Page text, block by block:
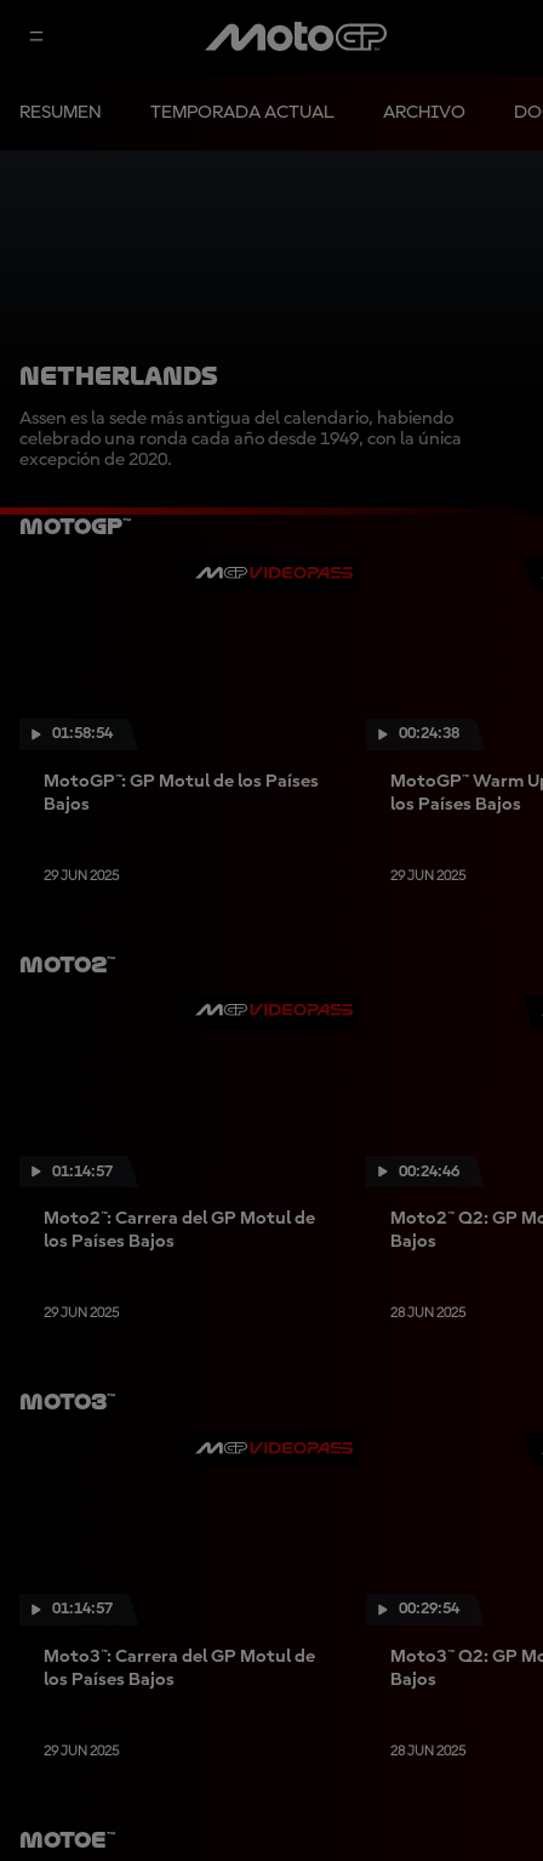
RESUMEN TEMPORADA ACTUAL ARCHIVO
NETHERLANDS
Assen es la sede más antigua del calendario, habiendo
celebrado una ronda cada año desde 1949, con la única
excepción de 2020.
MotoGP™
01:58:54
MotoGP™: GP Motul de los Países
Bajos
29 JUN 2025
00:24:38
MotoGP™ Warm
los Países Bajos
29 JUN 2025
Moto2™
01:14:57
Moto2™: Carrera del GP Motul de
los Países Bajos
29 JUN 2025
00:24:46
Moto2™ Q2: GP
Bajos
28 JUN 2025
Moto3™
01:14:57
Moto3™: Carrera del GP Motul de
los Países Bajos
29 JUN 2025
00:29:54
Moto3™ Q2: GP
Bajos
28 JUN 2025
MotoE™